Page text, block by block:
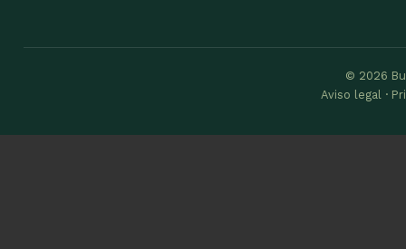
© 2026
Aviso legal ·